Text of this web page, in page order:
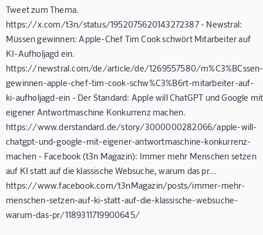
Tweet zum Thema.
https://x.com/t3n/status/1952075620143272387 - Newstral:
Müssen gewinnen: Apple-Chef Tim Cook schwört Mitarbeiter auf
KI-Aufholjagd ein.
https://newstral.com/de/article/de/1269557580/m%C3%BCssen-
gewinnen-apple-chef-tim-cook-schw%C3%B6rt-mitarbeiter-auf-
ki-aufholjagd-ein - Der Standard: Apple will ChatGPT und Google mit
eigener Antwortmaschine Konkurrenz machen.
https://www.derstandard.de/story/3000000282066/apple-will-
chatgpt-und-google-mit-eigener-antwortmaschine-konkurrenz-
machen - Facebook (t3n Magazin): Immer mehr Menschen setzen
auf KI statt auf die klassische Websuche, warum das pr…
https://www.facebook.com/t3nMagazin/posts/immer-mehr-
menschen-setzen-auf-ki-statt-auf-die-klassische-websuche-
warum-das-pr/1189311719900645/